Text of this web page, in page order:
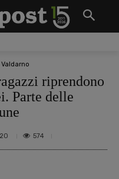
riprendono
Parte delle
574